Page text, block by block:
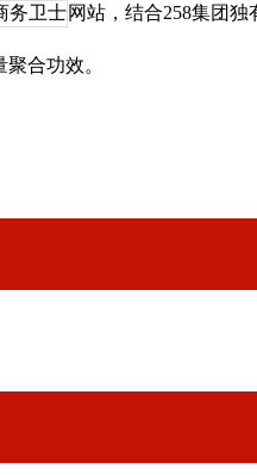
网站，结合258集团
合功效。